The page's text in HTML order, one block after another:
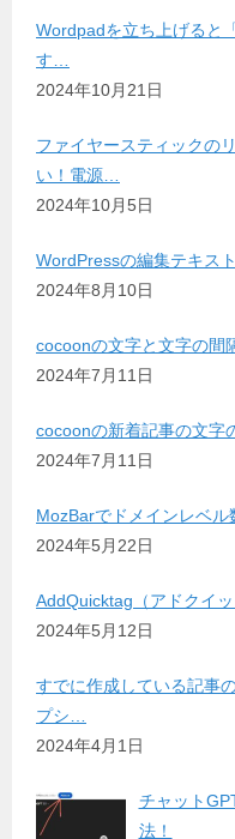
Wordpadを立ち上げると
す…
2024年10月21日
ファイヤースティックの
い！電源…
2024年10月5日
WordPressの編集テキス
2024年8月10日
cocoonの文字と文字の間
2024年7月11日
cocoonの新着記事の文字
2024年7月11日
MozBarでドメインレベル
2024年5月22日
AddQuicktag（アドクイ
2024年5月12日
すでに作成している記事
プシ…
2024年4月1日
チャット
法！